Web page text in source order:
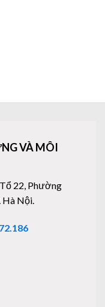
VÀ MÔI
22, Phường
Hà Nội.